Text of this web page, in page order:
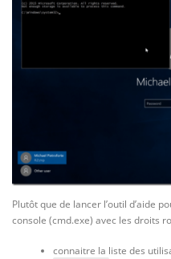
Plutôt que de lancer l’outil d’aide
console (cmd.exe) avec les droits
connaitre la liste des